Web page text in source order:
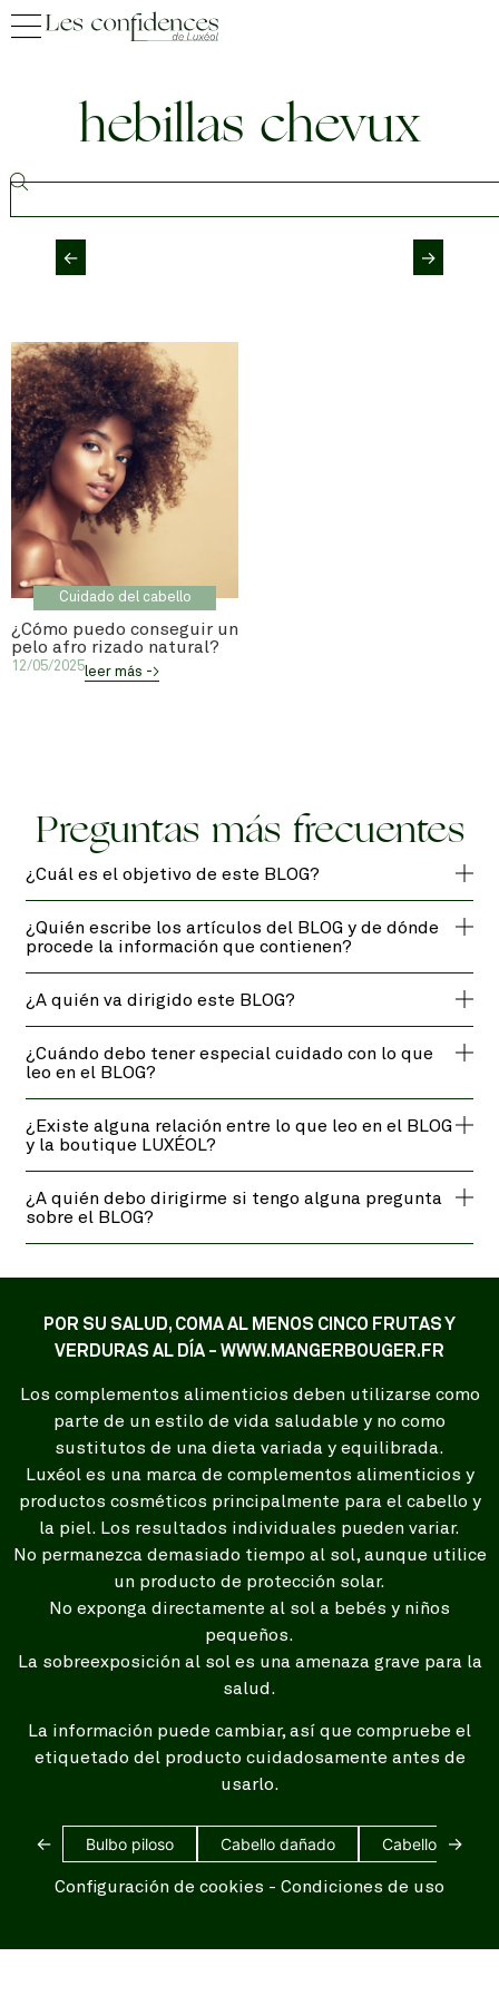
hebillas chevux
← →
Cuidado del cabello
¿Cómo puedo conseguir un
pelo afro rizado natural?
12/05/2025leer más ->
Preguntas más frecuentes
¿Cuál es el objetivo de este BLOG?
¿Quién escribe los artículos del BLOG y de dónde
procede la información que contienen?
¿A quién va dirigido este BLOG?
¿Cuándo debo tener especial cuidado con lo que
leo en el BLOG?
¿Existe alguna relación entre lo que leo en el BLOG
y la boutique LUXÉOL?
¿A quién debo dirigirme si tengo alguna pregunta
sobre el BLOG?
POR SU SALUD, COMA AL MENOS CINCO FRUTAS Y
VERDURAS AL DÍA - WWW.MANGERBOUGER.FR
Los complementos alimenticios deben utilizarse como
parte de un estilo de vida saludable y no como
sustitutos de una dieta variada y equilibrada.
Luxéol es una marca de complementos alimenticios y
productos cosméticos principalmente para el cabello y
la piel. Los resultados individuales pueden variar.
No permanezca demasiado tiempo al sol, aunque utilice
un producto de protección solar.
No exponga directamente al sol a bebés y niños
pequeños.
La sobreexposición al sol es una amenaza grave para la
salud.
La información puede cambiar, así que compruebe el
etiquetado del producto cuidadosamente antes de
usarlo.
← Bulbo piloso Cabello dañado Cabello blanco
→
Configuración de cookies - Condiciones de uso